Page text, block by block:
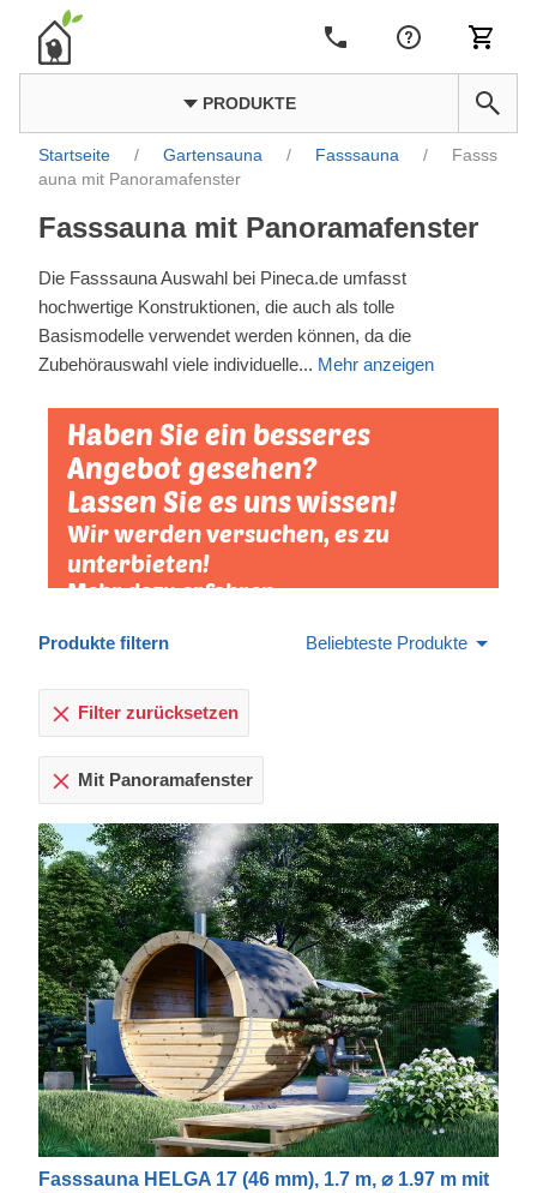
PRODUKTE
Startseite / Gartensauna / Fasssauna /
Fasss
auna mit Panoramafenster
Fasssauna mit Panoramafenster
Die Fasssauna Auswahl bei Pineca.de umfasst
hochwertige Konstruktionen, die auch als tolle
Basismodelle verwendet werden können, da die
Zubehörauswahl viele individuelle... Mehr anzeigen
Haben Sie ein besseres
Angebot gesehen?
Lassen Sie es uns wissen!
Wir werden versuchen, es zu
unterbieten!
Mehr dazu erfahren »
Produkte filtern Beliebteste Produkte
Filter zurücksetzen
Mit Panoramafenster
Fasssauna HELGA 17 (46 mm), 1.7 m, ⌀ 1.97 m mit